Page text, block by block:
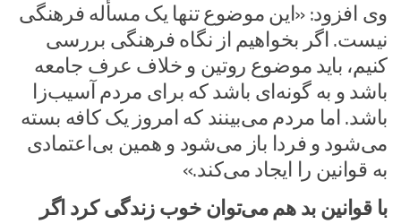
وی افزود: «این موضوع تنها یک مسأله فرهنگی
نیست. اگر بخواهیم از نگاه فرهنگی بررسی
کنیم، باید موضوع روتین و خلاف عرف جامعه
باشد و به گونه‌ای باشد که برای مردم آسیب‌زا
باشد. اما مردم می‌بینند که امروز یک کافه بسته
می‌شود و فردا باز می‌شود و همین بی‌اعتمادی
به قوانین را ایجاد می‌کند.»
با قوانین بد هم می‌توان خوب زندگی کرد اگر